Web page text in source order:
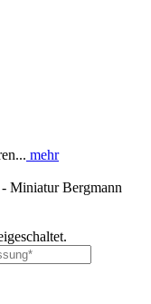
mehr
Miniatur Bergmann